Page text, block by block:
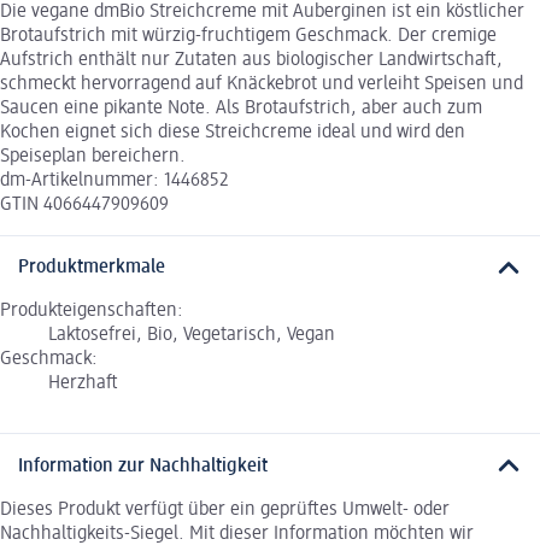
Die vegane dmBio Streichcreme mit Auberginen ist ein köstlicher
Brotaufstrich mit würzig-fruchtigem Geschmack. Der cremige
Aufstrich enthält nur Zutaten aus biologischer Landwirtschaft,
schmeckt hervorragend auf Knäckebrot und verleiht Speisen und
Saucen eine pikante Note. Als Brotaufstrich, aber auch zum
Kochen eignet sich diese Streichcreme ideal und wird den
Speiseplan bereichern.
dm-Artikelnummer: 1446852
GTIN 4066447909609
Produktmerkmale
Produkteigenschaften:
Laktosefrei, Bio, Vegetarisch, Vegan
Geschmack:
Herzhaft
Information zur Nachhaltigkeit
Dieses Produkt verfügt über ein geprüftes Umwelt- oder
Nachhaltigkeits-Siegel. Mit dieser Information möchten wir